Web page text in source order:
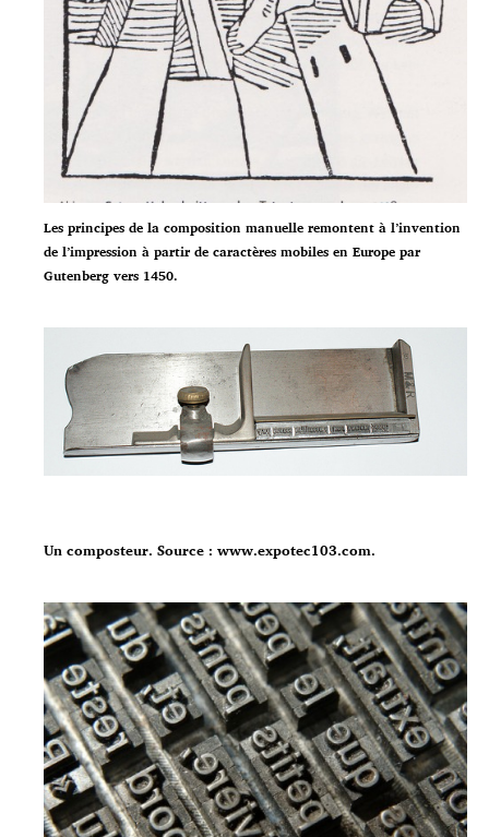
Les principes de la composition manuelle remontent à l’invention
de l’impression à partir de caractères mobiles en Europe par
Gutenberg vers 1450.
Un composteur. Source : www.expotec103.com.